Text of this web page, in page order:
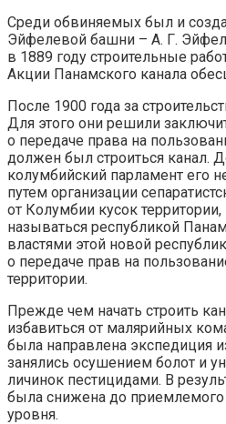
Среди обвиняемых был и
Эйфелевой башни – А. Г.
в 1889 году строительные
Акции Панамского канала
После 1900 года за
Для этого они решили
о передаче права на
должен был строиться канал.
колумбийский парламент его
путем организации
от Колумбии кусок территории,
называться республикой
властями этой новой
о передаче прав на
территории.
Прежде чем начать строить
избавиться от малярийных
была направлена экспедиция
занялись осушением болот и
личинок пестицидами. В
была снижена до приемлемого
уровня.